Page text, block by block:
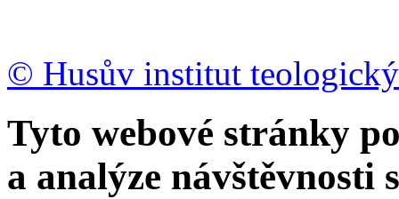
© Husův institut
Tyto webové stránky
a analýze návštěvnosti